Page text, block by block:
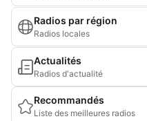
Radios par région
Radios locales
Actualités
Radios d'actualité
Recommandés
Liste des meilleures radios